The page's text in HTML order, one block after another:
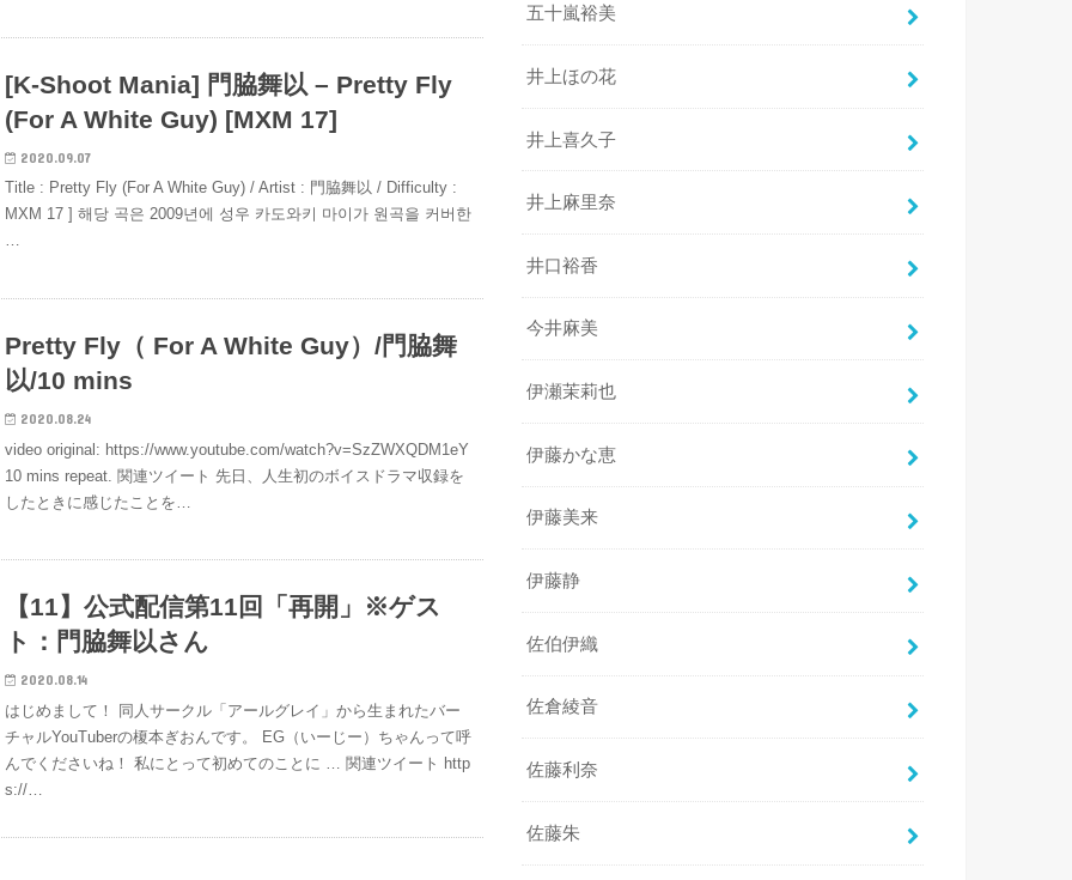
[K-Shoot Mania] 門脇舞以 – Pretty Fly
(For A White Guy) [MXM 17]
2020.09.07
Title : Pretty Fly (For A White Guy) / Artist : 門脇舞以 / Difficulty :
MXM 17 ] 해당 곡은 2009년에 성우 카도와키 마이가 원곡을 커버한
…
Pretty Fly（ For A White Guy）/門脇舞
以/10 mins
2020.08.24
video original: https://www.youtube.com/watch?v=SzZWXQDM1eY
10 mins repeat. 関連ツイート 先日、人生初のボイスドラマ収録を
したときに感じたことを…
【11】公式配信第11回「再開」※ゲス
ト：門脇舞以さん
2020.08.14
はじめまして！ 同人サークル「アールグレイ」から生まれたバー
チャルYouTuberの榎本ぎおんです。 EG（いーじー）ちゃんって呼
んでくださいね！ 私にとって初めてのことに … 関連ツイート http
s://…
五十嵐裕美
井上ほの花
井上喜久子
井上麻里奈
井口裕香
今井麻美
伊瀬茉莉也
伊藤かな恵
伊藤美来
伊藤静
佐伯伊織
佐倉綾音
佐藤利奈
佐藤朱